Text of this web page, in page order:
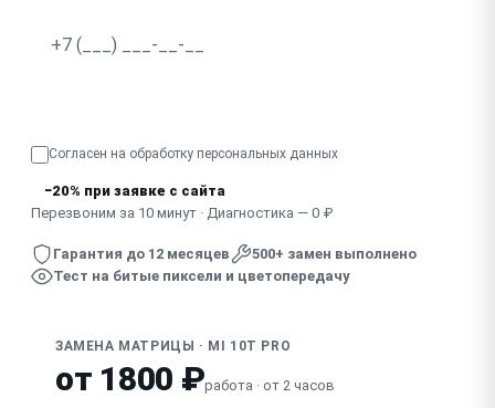
Согласен на обработку персональных данных
−20% при заявке с сайта
Перезвоним за 10 минут · Диагностика — 0 ₽
Гарантия до 12 месяцев
500+ замен выполнено
Тест на битые пиксели и цветопередачу
ЗАМЕНА МАТРИЦЫ · MI 10T PRO
от 1800 ₽работа · от 2 часов